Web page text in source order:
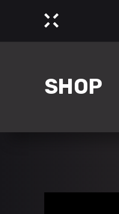
SHOP